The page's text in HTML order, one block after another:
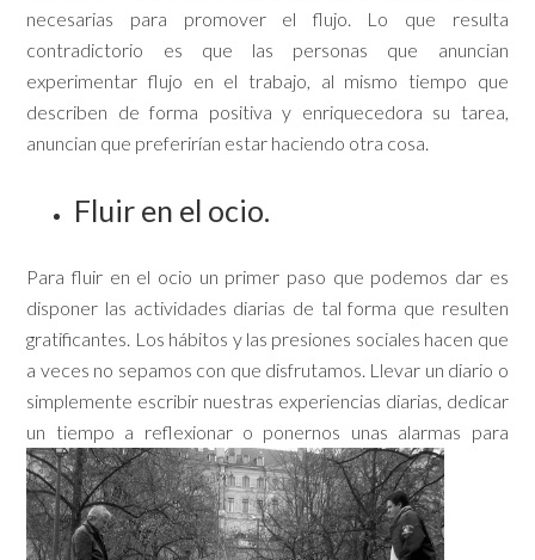
necesarias para promover el flujo. Lo que resulta
contradictorio es que las personas que anuncian
experimentar flujo en el trabajo, al mismo tiempo que
describen de forma positiva y enriquecedora su tarea,
anuncian que preferirían estar haciendo otra cosa.
Fluir en el ocio.
Para fluir en el ocio un primer paso que podemos dar es
disponer las actividades diarias de tal forma que resulten
gratificantes. Los hábitos y las presiones sociales hacen que
a veces no sepamos con que disfrutamos. Llevar un diario o
simplemente escribir nuestras experiencias diarias, dedicar
un tiempo a reflexionar o ponernos unas alarmas para